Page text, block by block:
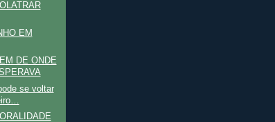
EM
DE ONDE
se voltar